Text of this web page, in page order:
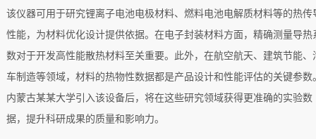
该仪器可用于研究锂离子电池电极材料、燃料电池电解质材料等的热传
性能，为材料优化设计提供依据。在电子封装材料方面，精确测量导热
数对于开发高性能散热材料至关重要。此外，在航空航天、建筑节能、
车制造等领域，材料的热物性数据都是产品设计和性能评估的关键参数
内蒙古某某大学引入该设备后，将在这些研究领域获得更准确的实验数
据，提升科研成果的质量和影响力。